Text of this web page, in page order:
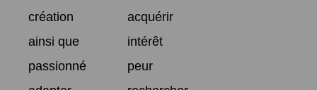
création
acquérir
ainsi que
intérêt
passionné
peur